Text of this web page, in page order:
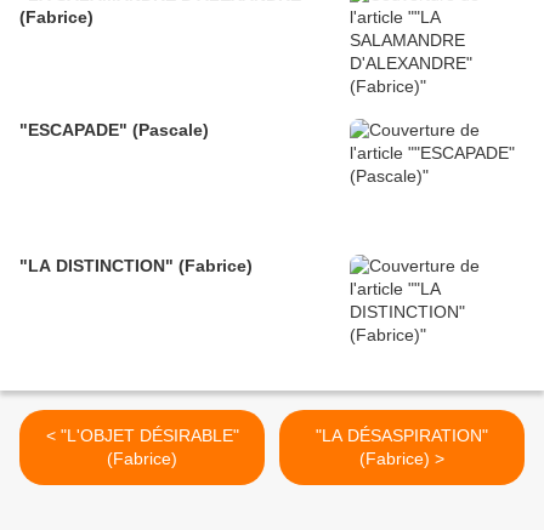
(Fabrice)
"ESCAPADE" (Pascale)
"LA DISTINCTION" (Fabrice)
< "L'OBJET DÉSIRABLE"
(Fabrice)
"LA DÉSASPIRATION"
(Fabrice) >